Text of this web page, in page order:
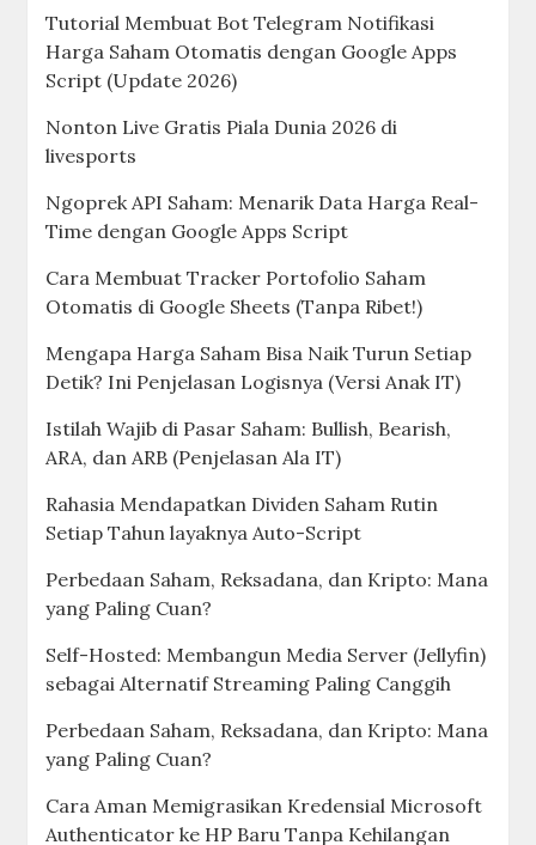
Tutorial Membuat Bot Telegram Notifikasi
Harga Saham Otomatis dengan Google Apps
Script (Update 2026)
Nonton Live Gratis Piala Dunia 2026 di
livesports
Ngoprek API Saham: Menarik Data Harga Real-
Time dengan Google Apps Script
Cara Membuat Tracker Portofolio Saham
Otomatis di Google Sheets (Tanpa Ribet!)
Mengapa Harga Saham Bisa Naik Turun Setiap
Detik? Ini Penjelasan Logisnya (Versi Anak IT)
Istilah Wajib di Pasar Saham: Bullish, Bearish,
ARA, dan ARB (Penjelasan Ala IT)
Rahasia Mendapatkan Dividen Saham Rutin
Setiap Tahun layaknya Auto-Script
Perbedaan Saham, Reksadana, dan Kripto: Mana
yang Paling Cuan?
Self-Hosted: Membangun Media Server (Jellyfin)
sebagai Alternatif Streaming Paling Canggih
Perbedaan Saham, Reksadana, dan Kripto: Mana
yang Paling Cuan?
Cara Aman Memigrasikan Kredensial Microsoft
Authenticator ke HP Baru Tanpa Kehilangan